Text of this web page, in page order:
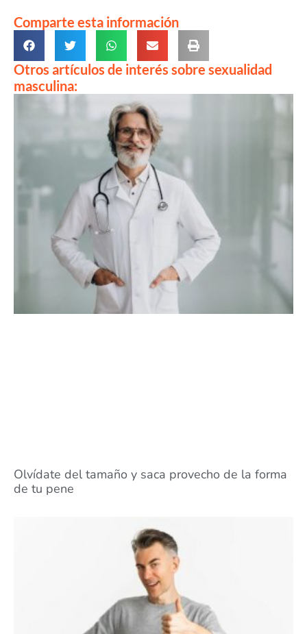
Comparte esta información
Otros artículos de interés sobre sexualidad
masculina:
Olvídate del tamaño y saca provecho de la forma
de tu pene